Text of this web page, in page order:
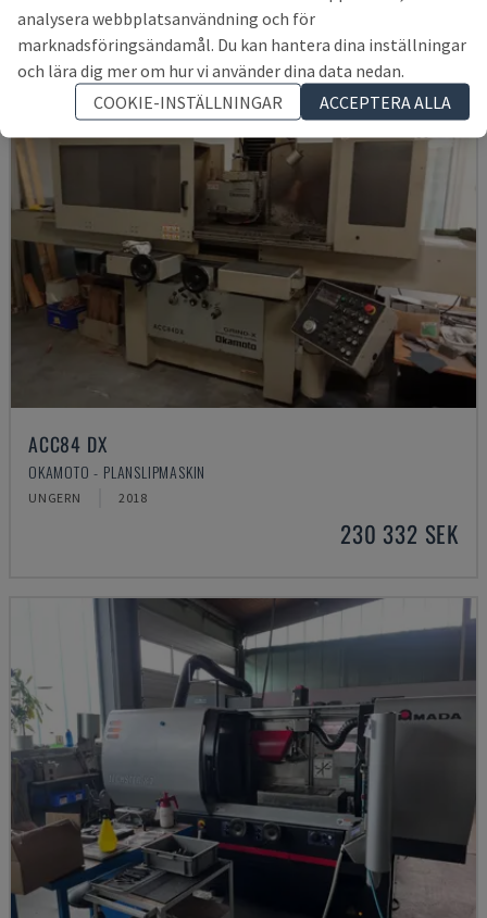
ACC84 DX
OKAMOTO - PLANSLIPMASKIN
UNGERN 2018
230 332 SEK
analysera webbplatsanvändning och för
marknadsföringsändamål. Du kan hantera dina inställningar
och lära dig mer om hur vi använder dina data nedan.
COOKIE-INSTÄLLNINGAR
ACCEPTERA ALLA